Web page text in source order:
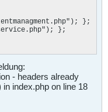
};
};
- headers already
index.php on line 18